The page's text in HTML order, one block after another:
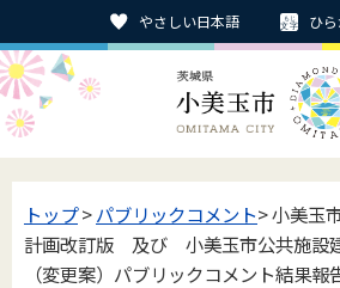
やさしい日本語 ひ
トップ>パブリックコメント> 小美玉
計画改訂版 及び 小美玉市公共施設
（変更案）パブリックコメント結果報